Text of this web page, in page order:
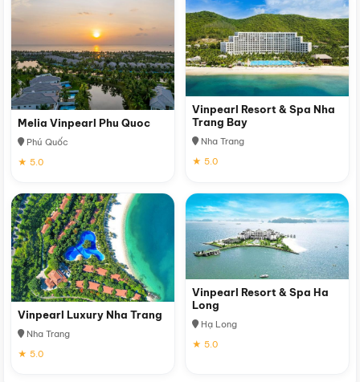
Melia Vinpearl Phu Quoc
Phú Quốc
★ 5.0
Vinpearl Resort & Spa Nha
Trang Bay
Nha Trang
★ 5.0
Vinpearl Luxury Nha Trang
Nha Trang
★ 5.0
Vinpearl Resort & Spa Ha
Long
Hạ Long
★ 5.0